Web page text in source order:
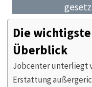
Die
Überblick
Jobcenter unterliegt
Erstattung